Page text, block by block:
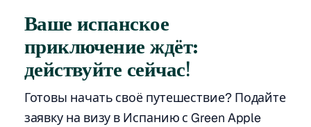
Ваше испанское
приключение ждёт:
действуйте сейчас!
Готовы начать своё путешествие? Подайте
заявку на визу в Испанию с Green Apple